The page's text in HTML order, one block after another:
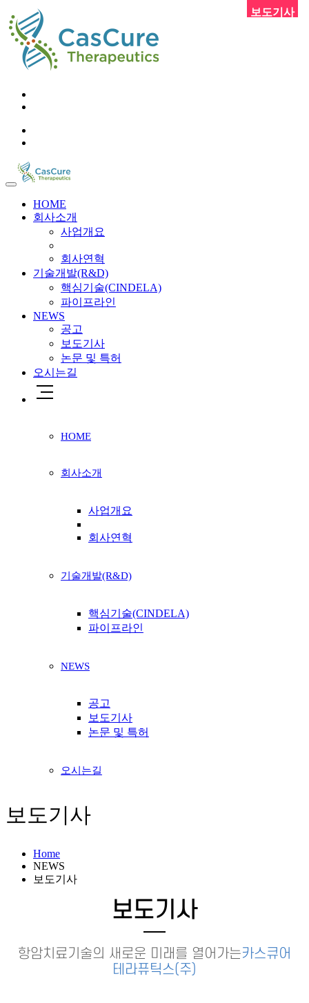
HOME
회사소개
사업개요
회사연혁
기술개발(R&D)
핵심기술(CINDELA)
파이프라인
NEWS
공고
보도기사
논문 및 특허
오시는길
HOME
회사소개
사업개요
회사연혁
기술개발(R&D)
핵심기술(CINDELA)
파이프라인
NEWS
공고
보도기사
논문 및 특허
오시는길
보도기사
Home
NEWS
보도기사
보도기사
항암치료기술의 새로운 미래를 열어가는카스큐어
테라퓨틱스(주)
보도기사